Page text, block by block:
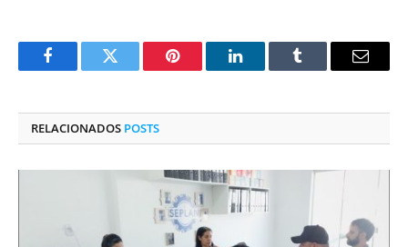
FacebookTwitter Pinterest O
Tumblr
E-
RELACIONADOS POSTS